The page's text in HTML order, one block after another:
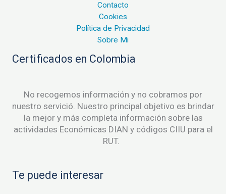
Contacto
Cookies
Política de Privacidad
Sobre Mi
Certificados en Colombia
No recogemos información y no cobramos por
nuestro servició. Nuestro principal objetivo es brindar
la mejor y más completa información sobre las
actividades Económicas DIAN y códigos CIIU para el
RUT.
Te puede interesar